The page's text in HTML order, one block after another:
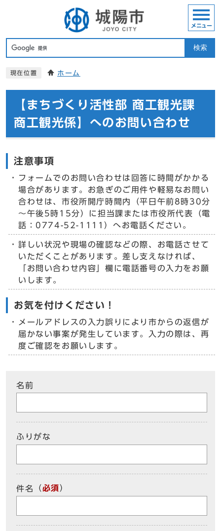
検索
メニュー
現在位置 ホーム
【まちづくり活性部 商工観光課
商工観光係】へのお問い合わせ
注意事項
フォームでのお問い合わせは回答に時間がかかる
場合があります。お急ぎのご用件や軽易なお問い
合わせは、市役所開庁時間内（平日午前8時30分
～午後5時15分）に担当課または市役所代表（電
話：0774-52-1111）へお電話ください。
詳しい状況や現場の確認などの際、お電話させて
いただくことがあります。差し支えなければ、
「お問い合わせ内容」欄に電話番号の入力をお願
いします。
お気を付けください！
メールアドレスの入力誤りにより市からの返信が
届かない事案が発生しています。入力の際は、再
度ご確認をお願いします。
名前
ふりがな
件名 （必須）